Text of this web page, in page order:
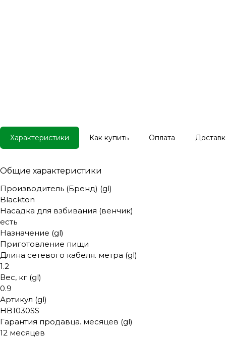
Характеристики Как купить Оплата
Общие характеристики
Производитель (Бренд) (gl)
Blackton
Насадка для взбивания (венчик)
есть
Назначение (gl)
Приготовление пищи
Длина сетевого кабеля. метра (gl)
1.2
Вес, кг (gl)
0.9
Артикул (gl)
HB1030SS
Гарантия продавца. месяцев (gl)
12 месяцев